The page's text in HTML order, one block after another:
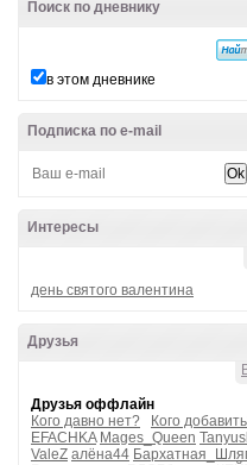
Поиск по дневнику
в этом дневнике
Подписка по e-mail
Интересы
день святого валентина
Друзья
Друзья оффлайн
Кого давно нет?
Кого
EFACHKA Mages_Queen
ValeZ алёна44